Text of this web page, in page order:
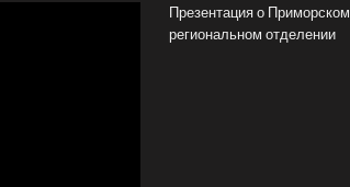
Презентация о Приморском
региональном отделении